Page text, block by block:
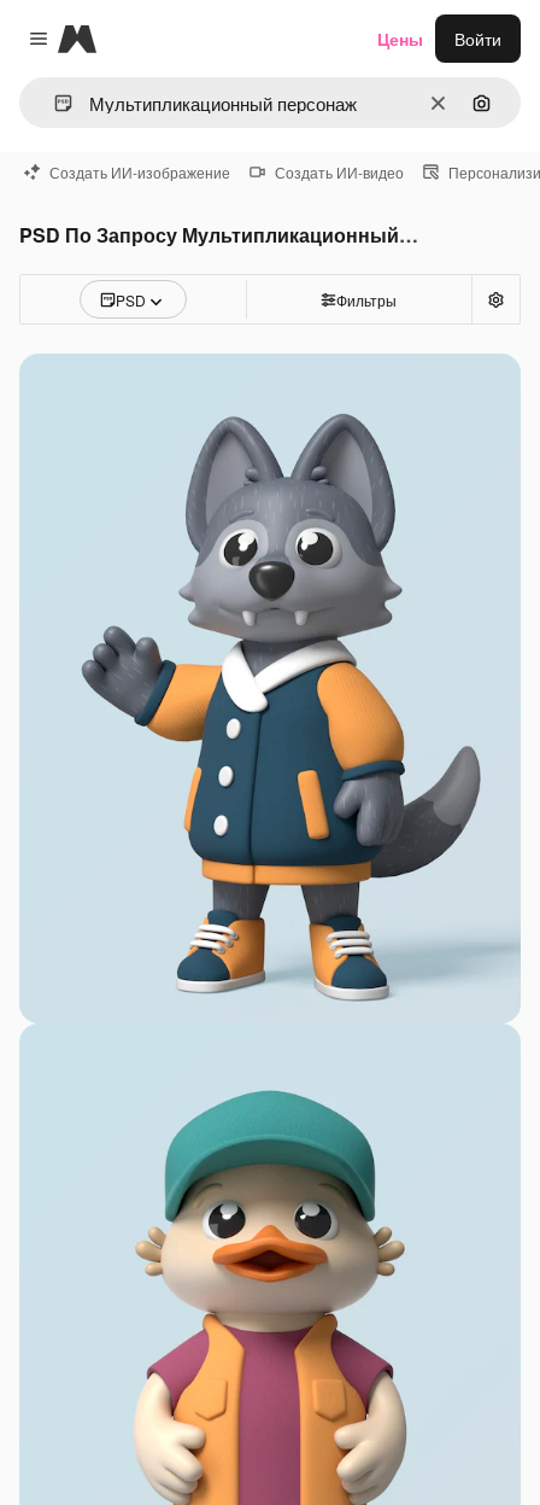
Close menu
Magnific
ОчиститьПоиск
Цены Войти
Создать ИИ-изображение Создать ИИ-видео
PSD По Запросу Мультипликационный персонаж
PSD Фильтры